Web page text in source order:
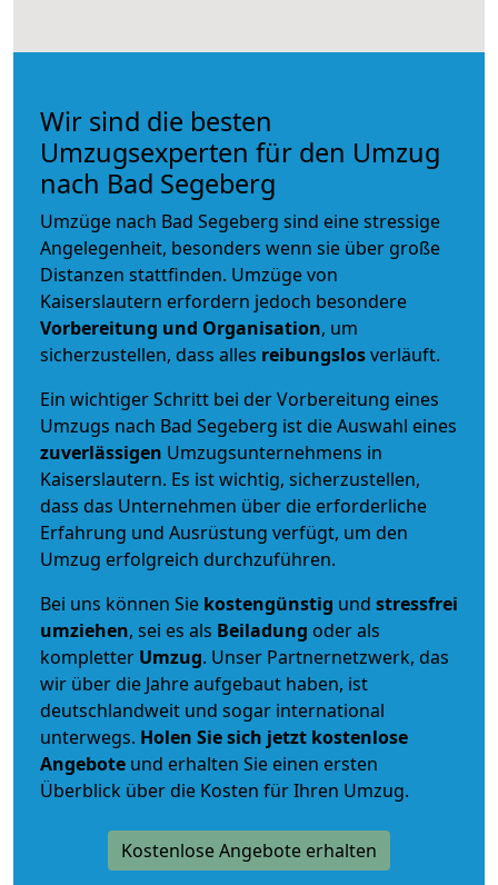
Wir sind die besten
Umzugsexperten für den Umzug
nach Bad Segeberg
Umzüge nach Bad Segeberg sind eine stressige
Angelegenheit, besonders wenn sie über große
Distanzen stattfinden. Umzüge von
Kaiserslautern erfordern jedoch besondere
Vorbereitung und Organisation, um
sicherzustellen, dass alles reibungslosverläuft.
Ein wichtiger Schritt bei der Vorbereitung eines
Umzugs nach Bad Segeberg ist die Auswahl eines
zuverlässigen Umzugsunternehmens in
Kaiserslautern. Es ist wichtig, sicherzustellen,
dass das Unternehmen über die erforderliche
Erfahrung und Ausrüstung verfügt, um den
Umzug erfolgreich durchzuführen.
Bei uns können Sie kostengünstig und stressfrei
umziehen, sei es als Beiladung oder als
kompletter Umzug. Unser Partnernetzwerk, das
wir über die Jahre aufgebaut haben, ist
deutschlandweit und sogar international
unterwegs. Holen Sie sich jetzt kostenlose
Angebote und erhalten Sie einen ersten
Überblick über die Kosten für Ihren Umzug.
Kostenlose Angebote erhalten